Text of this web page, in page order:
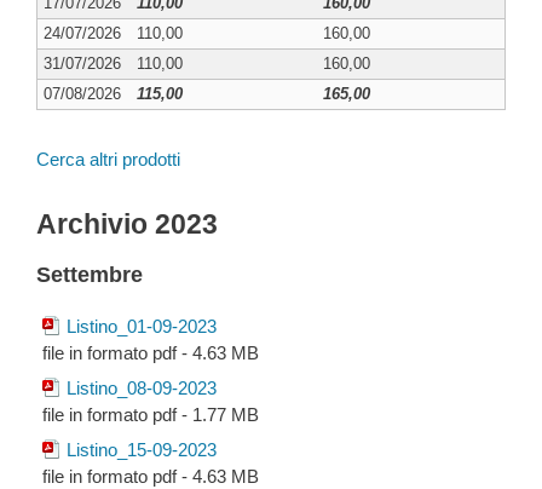
24/07/2026
110,00
160,00
31/07/2026
110,00
160,00
07/08/2026
115,00 165,00
Cerca altri prodotti
Archivio 2023
Settembre
Listino_01-09-2023
file in formato pdf - 4.63 MB
Listino_08-09-2023
file in formato pdf - 1.77 MB
Listino_15-09-2023
file in formato pdf - 4.63 MB